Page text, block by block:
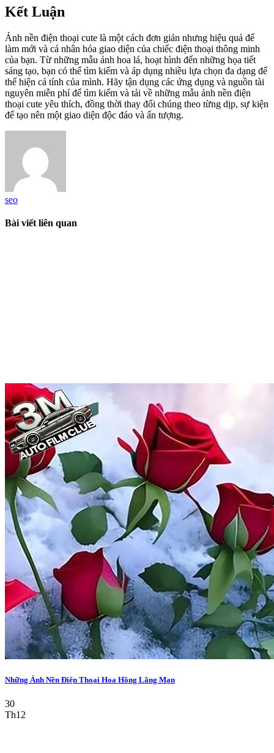
Kết Luận
Ảnh nền điện thoại cute là một cách đơn giản nhưng hiệu quả để
làm mới và cá nhân hóa giao diện của chiếc điện thoại thông minh
của bạn. Từ những mẫu ảnh hoa lá, hoạt hình đến những họa tiết
sáng tạo, bạn có thể tìm kiếm và áp dụng nhiều lựa chọn đa dạng để
thể hiện cá tính của mình. Hãy tận dụng các ứng dụng và nguồn tài
nguyên miễn phí để tìm kiếm và tải về những mẫu ảnh nền điện
thoại cute yêu thích, đồng thời thay đổi chúng theo từng dịp, sự kiện
để tạo nên một giao diện độc đáo và ấn tượng.
seo
Bài viết liên quan
Những Ảnh Nền Điện Thoại Hoa Hồng Lãng Mạn
30
Th12